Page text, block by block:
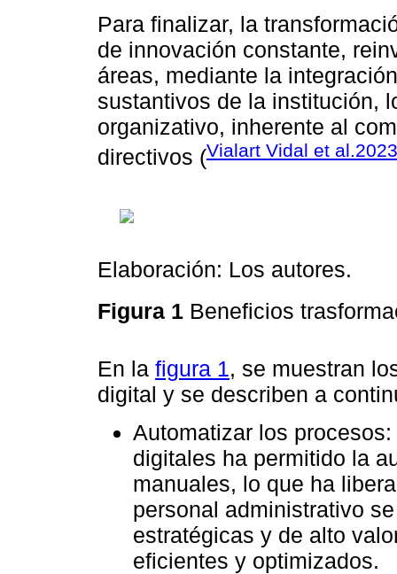
Para finalizar, la
de innovación constante,
áreas, mediante la
sustantivos de la institución,
organizativo, inherente al
directivos (Vialart Vidal et al.2023
Elaboración: Los autores.
Figura 1 Beneficios
En la figura 1, se muestran
digital y se describen a
Automatizar los
digitales ha permitido la
manuales, lo que ha
personal administrativo
estratégicas y de alto
eficientes y optimizados.